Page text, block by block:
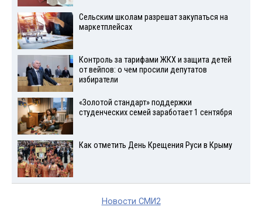
Сельским школам разрешат закупаться на
маркетплейсах
Контроль за тарифами ЖКХ и защита детей
от вейпов: о чем просили депутатов
избиратели
«Золотой стандарт» поддержки
студенческих семей заработает 1 сентября
Как отметить День Крещения Руси в Крыму
Новости СМИ2